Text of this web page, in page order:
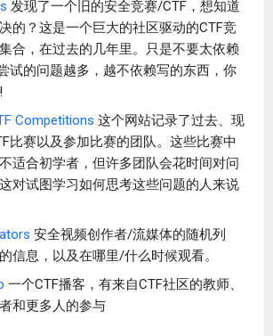
发现了一个旧的安全竞赛/CTF，想知道
的？这是一个巨大的社区驱动的CTF竞
合，在过去的几年里。只是不要太依赖
试的问题越多，越不依赖写的东西，你
Competitions 这个网站记录了过去、现
比赛以及参加比赛的团队。这些比赛中
适合初学者，但许多团队会花时间对问
对试图学习如何思考这些问题的人来说
安全视频创作者/流媒体的随机列
信息，以及在哪里/什么时候观看。
一个CTF播客，有来自CTF社区的教师、
和更多人的参与